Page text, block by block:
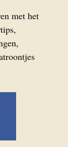
met het